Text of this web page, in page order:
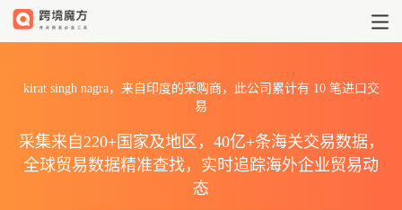
kirat singh nagra，来自印度的采购商，此公司累计有 10笔进口交
易
采集来自220+国家及地区，40亿+条海关交易数据，
全球贸易数据精准查找，实时追踪海外企业贸易动
态